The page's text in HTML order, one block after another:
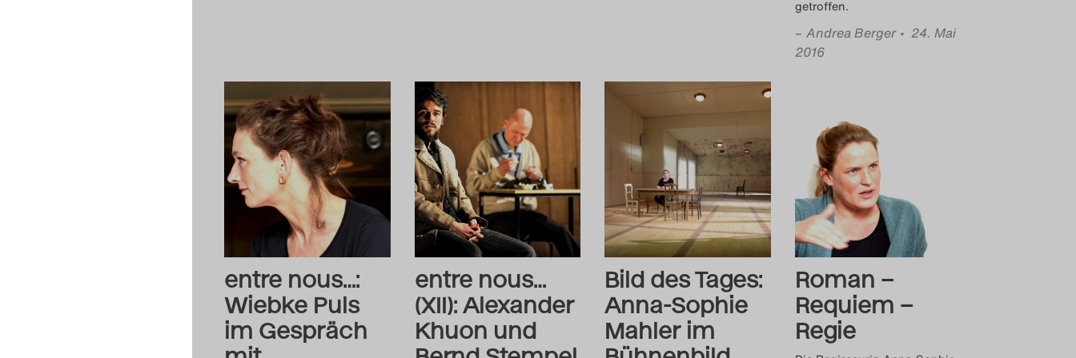
getroffen.
– Andrea Berger • 24. Mai
2016
entre nous…:
Wiebke Puls
im Gespräch
entre nous…
(XII): Alexander
Khuon und
Bild des Tages:
Anna-Sophie
Mahler im
Roman –
Requiem –
Regie